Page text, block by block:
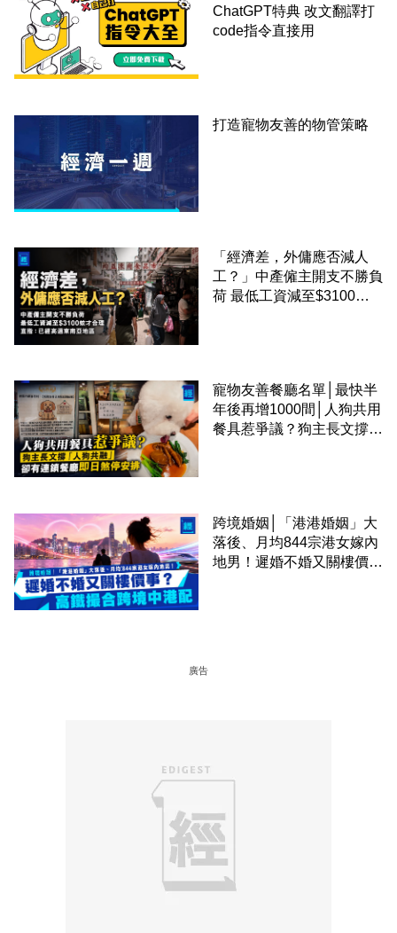
ChatGPT特典 改文翻譯打
code指令直接用
打造寵物友善的物管策略
「經濟差，外傭應否減人
工？」中產僱主開支不勝負
荷 最低工資減至$3100蚊
寵物友善餐廳名單│最快半
年後再增1000間│人狗共用
餐具惹爭議？狗主長文撐
跨境婚姻│「港港婚姻」大
落後、月均844宗港女嫁內
地男！遲婚不婚又關樓價
廣告